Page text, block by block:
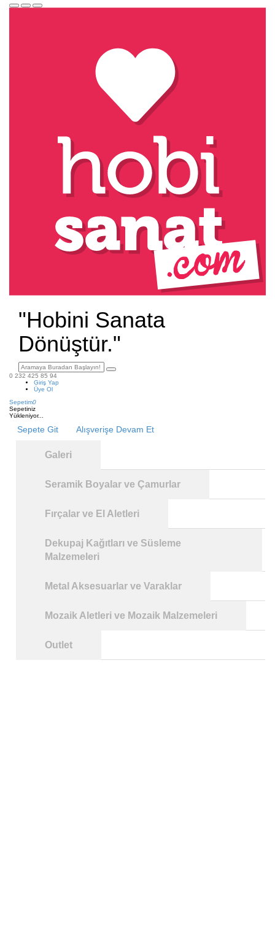
"Hobini Sanata
Dönüştür."
0 232 425 85 94
Giriş Yap
Üye Ol
Sepetim0
Sepetiniz
Yükleniyor...
Sepete Git Alışverişe Devam Et
Galeri
Seramik Boyalar ve Çamurlar
Fırçalar ve El Aletleri
Dekupaj Kağıtları ve Süsleme
Malzemeleri
Metal Aksesuarlar ve Varaklar
Mozaik Aletleri ve Mozaik Malzemeleri
Outlet